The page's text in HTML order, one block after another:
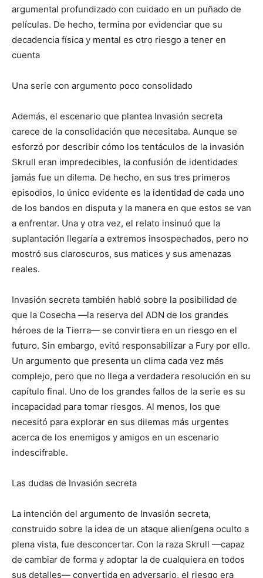
argumental profundizado con cuidado en un puñado de
películas. De hecho, termina por evidenciar que su
decadencia física y mental es otro riesgo a tener en
cuenta
Una serie con argumento poco consolidado
Además, el escenario que plantea Invasión secreta
carece de la consolidación que necesitaba. Aunque se
esforzó por describir cómo los tentáculos de la invasión
Skrull eran impredecibles, la confusión de identidades
jamás fue un dilema. De hecho, en sus tres primeros
episodios, lo único evidente es la identidad de cada uno
de los bandos en disputa y la manera en que estos se van
a enfrentar. Una y otra vez, el relato insinuó que la
suplantación llegaría a extremos insospechados, pero no
mostró sus claroscuros, sus matices y sus amenazas
reales.
Invasión secreta también habló sobre la posibilidad de
que la Cosecha —la reserva del ADN de los grandes
héroes de la Tierra— se convirtiera en un riesgo en el
futuro. Sin embargo, evitó responsabilizar a Fury por ello.
Un argumento que presenta un clima cada vez más
complejo, pero que no llega a verdadera resolución en su
capítulo final. Uno de los grandes fallos de la serie es su
incapacidad para tomar riesgos. Al menos, los que
necesitó para explorar en sus dilemas más urgentes
acerca de los enemigos y amigos en un escenario
indescifrable.
Las dudas de Invasión secreta
La intención del argumento de Invasión secreta,
construido sobre la idea de un ataque alienígena oculto a
plena vista, fue desconcertar. Con la raza Skrull —capaz
de cambiar de forma y adoptar la de cualquiera en todos
sus detalles— convertida en adversario, el riesgo era